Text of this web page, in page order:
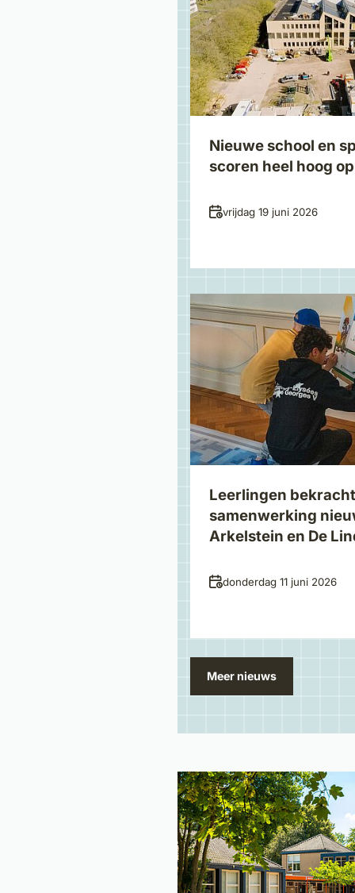
Nieuwe school en
scoren heel hoog
Datum
vrijdag 19 juni 2026
Leerlingen
samenwerking
Arkelstein en De
Datum
donderdag 11 juni 2026
Meer nieuws